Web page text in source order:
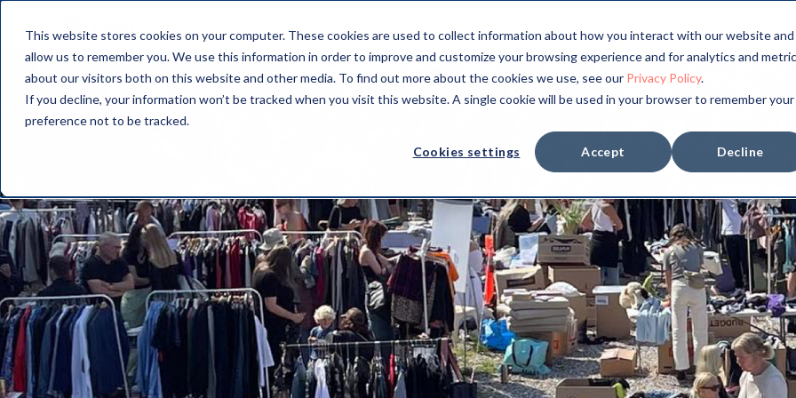
This website stores cookies on your computer. These cookies are used to collect information about how you interact with our website and
allow us to remember you. We use this information in order to improve and customize your browsing experience and for analytics and
about our visitors both on this website and other media. To find out more about the cookies we use, see our Privacy Policy.
If you decline, your information won’t be tracked when you visit this website. A single cookie will be used in your browser to remember your
preference not to be tracked.
Cookies settings Accept Decline